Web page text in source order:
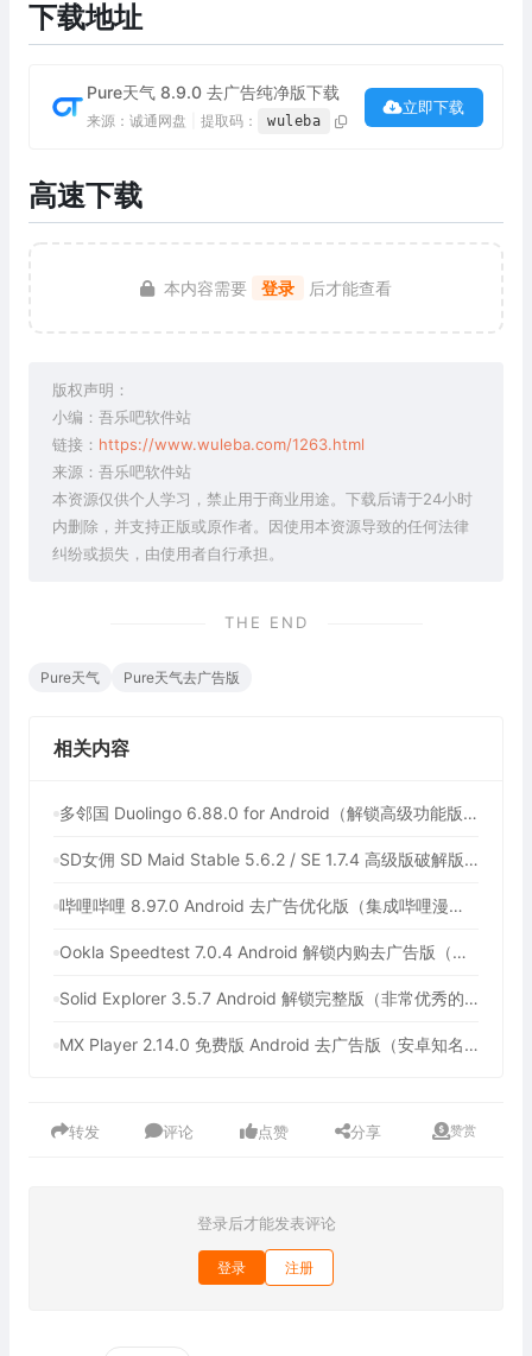
下载地址
Pure天气 8.9.0 去广告纯净版下载
来源：诚通网盘 提取码： wuleba
立即下载
高速下载
本内容需要 登录 后才能查看
版权声明：
小编：吾乐吧软件站
链接： https://www.wuleba.com/1263.html
来源：吾乐吧软件站
本资源仅供个人学习，禁止用于商业用途。下载后请于24小时
内删除，并支持正版或原作者。因使用本资源导致的任何法律
纠纷或损失，由使用者自行承担。
THE END
Pure天气 Pure天气去广告版
相关内容
多邻国 Duolingo 6.88.0 for Android（解锁高级功能版，最多人使用的外语学习软件）
SD女佣 SD Maid Stable 5.6.2 / SE 1.7.4 高级版破解版（安卓系统清理工具）
哔哩哔哩 8.97.0 Android 去广告优化版（集成哔哩漫游，免费观看中国大陆以外的版权番剧）
Ookla Speedtest 7.0.4 Android 解锁内购去广告版（最佳手机网速测试工具，支持5G测速软件）
Solid Explorer 3.5.7 Android 解锁完整版（非常优秀的安卓文件管理器）
MX Player 2.14.0 免费版 Android 去广告版（安卓知名的多媒体播放器）
转发 评论 点赞 分享 赞赏
登录后才能发表评论
登录 注册